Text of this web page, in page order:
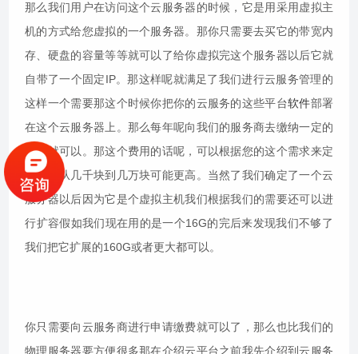
那么我们用户在访问这个云服务器的时候，它是用采用虚拟主
机的方式给您虚拟的一个服务器。那你只需要去买它的带宽内
存、硬盘的容量等等就可以了给你虚拟完这个服务器以后它就
自带了一个固定IP。那这样呢就满足了我们进行云服务管理的
这样一个需要那这个时候你把你的云服务的这些平台软件部署
在这个云服务器上。那么每年呢向我们的服务商去缴纳一定的
费用就可以。那这个费用的话呢，可以根据您的这个需求来定
制可能从几千块到几万块可能更高。当然了我们确定了一个云
服务器以后因为它是个虚拟主机我们根据我们的需要还可以进
行扩容假如我们现在用的是一个16G的完后来发现我们不够了
我们把它扩展的160G或者更大都可以。
你只需要向云服务商进行申请缴费就可以了，那么也比我们的
物理服务器要方便很多那在介绍云平台之前我先介绍到云服务